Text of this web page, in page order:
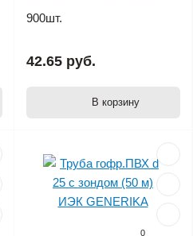
900шт.
42.65 руб.
В корзину
0